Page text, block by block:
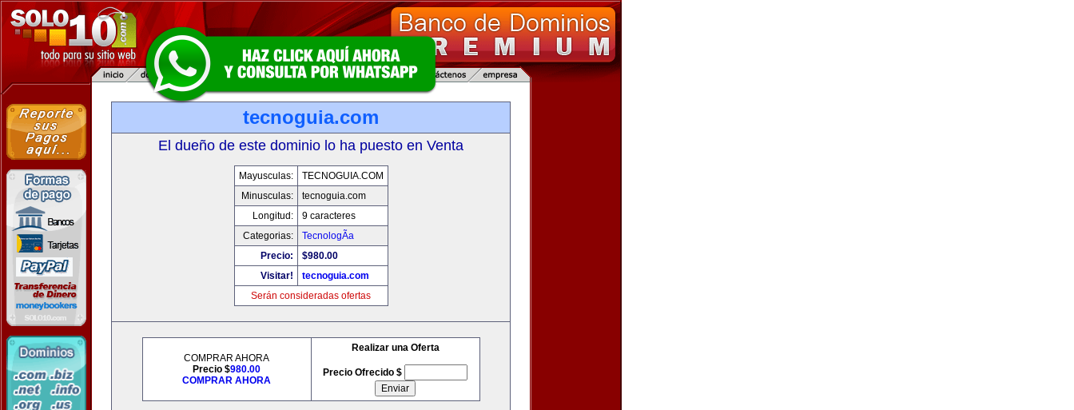
tecnoguia.com
El dueño de este dominio lo ha puesto en Venta
Mayusculas:
TECNOGUIA.COM
Minusculas:
tecnoguia.com
Longitud:
9 caracteres
Categorias:
TecnologÃ­a
Precio:
$980.00
Visitar!
tecnoguia.com
Serán consideradas ofertas
COMPRAR AHORA
Precio $980.00
COMPRAR AHORA
Realizar una Oferta
Precio Ofrecido $